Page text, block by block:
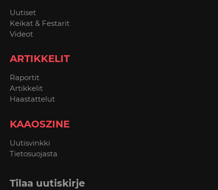
Uutiset
Keikat & Festarit
Videot
ARTIKKELIT
Raportit
Artikkelit
Haastattelut
KAAOSZINE
Uutisvinkki
Tietosuojasta
Tilaa uutiskirje